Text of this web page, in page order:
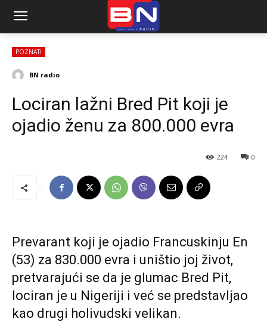
POZNATI
BN radio
Lociran lažni Bred Pit koji je
ojadio ženu za 800.000 evra
0
224
Prevarant koji je ojadio Francuskinju En
(53) za 830.000 evra i uništio joj život,
pretvarajući se da je glumac Bred Pit,
lociran je u Nigeriji i već se predstavljao
kao drugi holivudski velikan.